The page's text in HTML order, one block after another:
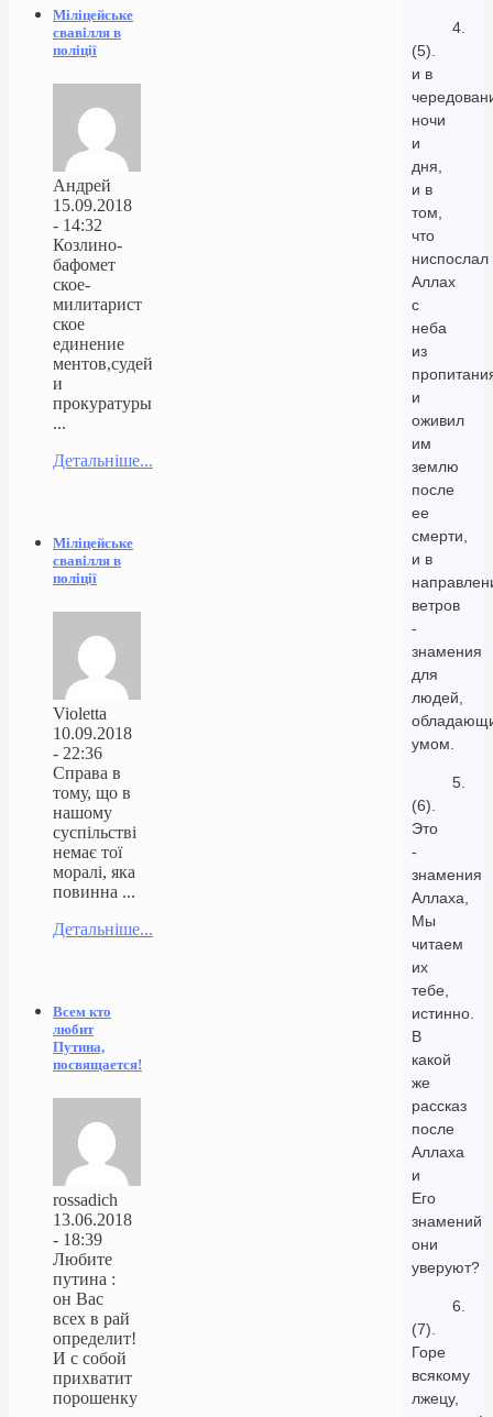
4.
(5).
и в
ночи
и
дня,
и в
том,
что
ниспослал
Аллах
с
неба
из
и
оживил
им
землю
после
ее
смерти,
и в
ветров
-
знамения
для
людей,
умом.
5.
(6).
Это
-
знамения
Аллаха,
Мы
читаем
их
тебе,
истинно.
В
какой
же
рассказ
после
Аллаха
и
Его
знамений
они
уверуют?
6.
(7).
Горе
всякому
лжецу,
Міліцейське
свавілля в
поліції
Андрей
15.09.2018
- 14:32
Козлино-
бафомет
ское-
милитарист
ское
единение
ментов,судей
и
прокуратуры
...
Детальніше...
Міліцейське
свавілля в
поліції
Violetta
10.09.2018
- 22:36
Справа в
тому, що в
нашому
суспільстві
немає тої
моралі, яка
повинна ...
Детальніше...
Всем кто
любит
Путина,
посвящается!
rossadich
13.06.2018
- 18:39
Любите
путина :
он Вас
всех в рай
определит!
И с собой
прихватит
порошенку